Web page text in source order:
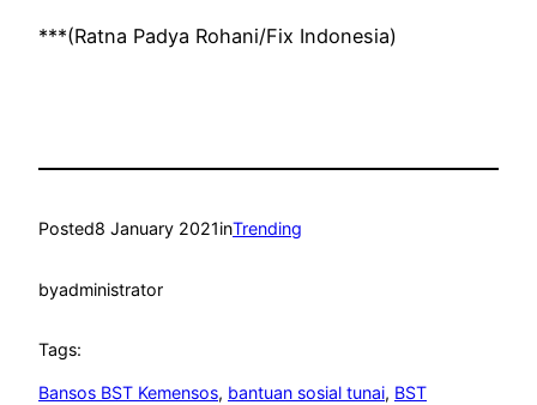
***(Ratna Padya Rohani/Fix Indonesia)
Posted8 January 2021inTrending
byadministrator
Tags:
Bansos BST Kemensos, bantuan sosial tunai, BST